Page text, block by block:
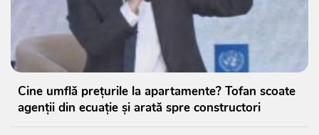
Cine umflă prețurile la apartamente? Tofan scoate
agenții din ecuație și arată spre constructori